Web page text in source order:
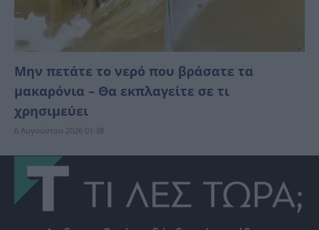
Μην πετάτε το νερό που βράσατε τα
μακαρόνια – Θα εκπλαγείτε σε τι
χρησιμεύει
6 Αυγούστου 2026 01:38